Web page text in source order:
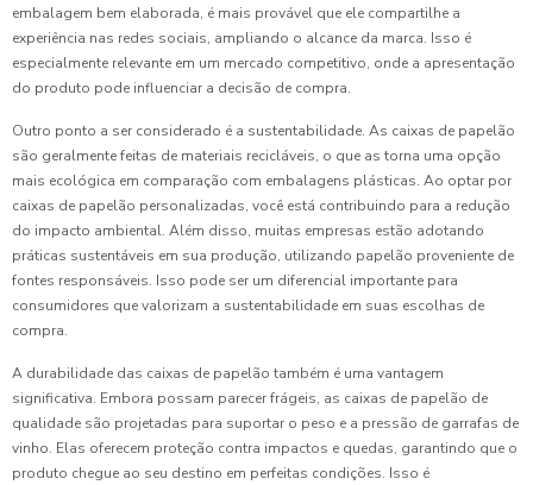
embalagem bem elaborada, é mais provável que ele compartilhe a
experiência nas redes sociais, ampliando o alcance da marca. Isso é
especialmente relevante em um mercado competitivo, onde a apresentação
do produto pode influenciar a decisão de compra.
Outro ponto a ser considerado é a sustentabilidade. As caixas de papelão
são geralmente feitas de materiais recicláveis, o que as torna uma opção
mais ecológica em comparação com embalagens plásticas. Ao optar por
caixas de papelão personalizadas, você está contribuindo para a redução
do impacto ambiental. Além disso, muitas empresas estão adotando
práticas sustentáveis em sua produção, utilizando papelão proveniente de
fontes responsáveis. Isso pode ser um diferencial importante para
consumidores que valorizam a sustentabilidade em suas escolhas de
compra.
A durabilidade das caixas de papelão também é uma vantagem
significativa. Embora possam parecer frágeis, as caixas de papelão de
qualidade são projetadas para suportar o peso e a pressão de garrafas de
vinho. Elas oferecem proteção contra impactos e quedas, garantindo que o
produto chegue ao seu destino em perfeitas condições. Isso é